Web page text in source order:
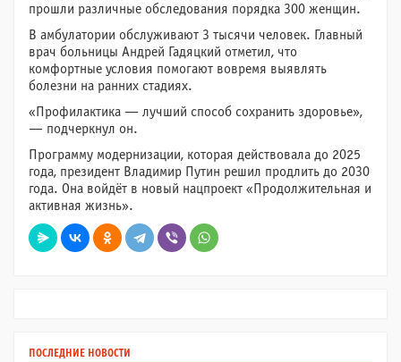
прошли различные обследования порядка 300 женщин.
В амбулатории обслуживают 3 тысячи человек. Главный
врач больницы Андрей Гадяцкий отметил, что
комфортные условия помогают вовремя выявлять
болезни на ранних стадиях.
«Профилактика — лучший способ сохранить здоровье»,
— подчеркнул он.
Программу модернизации, которая действовала до 2025
года, президент Владимир Путин решил продлить до 2030
года. Она войдёт в новый нацпроект «Продолжительная и
активная жизнь».
ПОСЛЕДНИЕ НОВОСТИ